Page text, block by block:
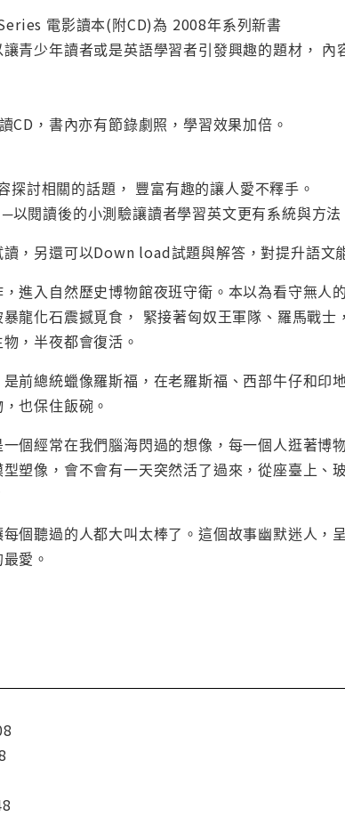
電影讀本(附CD)為 2008年系列新書
青少年讀者或是英語學習者引發興趣的題材，
CD，書內亦有節錄劇照，學習效果加倍。
討相關的話題， 豐富有趣的讓人愛不釋手。
閱讀後的小測驗讓讀者學習英文更有系統與方法
，另還可以Down load試題與解答，對提升語文
進入自然歷史博物館夜班守衛。本以為看守無
龍化石震撼覓食， 緊接著匈奴王軍隊、羅馬戰
，半夜都會復活。
前總統蠟像羅斯福，在老羅斯福、西部牛仔和
也保住飯碗。
一個經常在我們腦海閃過的想像，每一個人逛著
塑像，會不會有一天突然活了過來，從座臺上、
個聽過的人都大叫太棒了。這個故事幽默迷人
愛。